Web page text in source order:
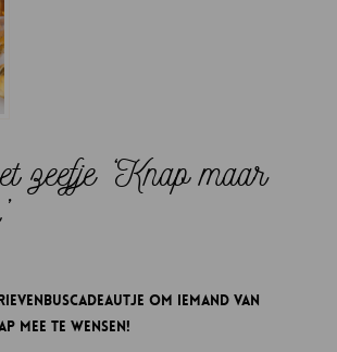
zeefje ‘Knap maar
om iemand van
mee te wensen!